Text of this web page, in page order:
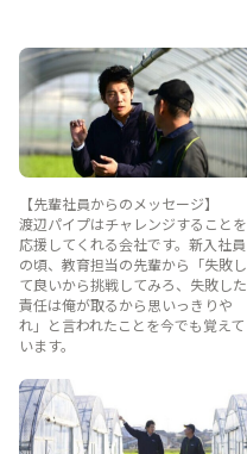
【先輩社員からのメッセージ】
渡辺パイプはチャレンジすることを
応援してくれる会社です。新入社員
の頃、教育担当の先輩から「失敗し
て良いから挑戦してみろ、失敗した
責任は俺が取るから思いっきりや
れ」と言われたことを今でも覚えて
います。